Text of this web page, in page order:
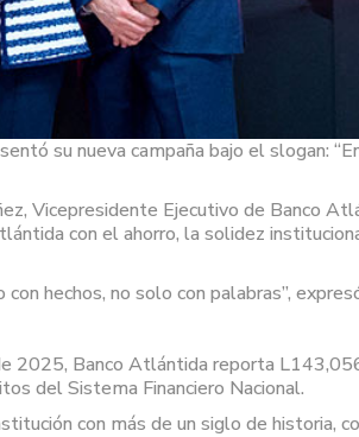
su nueva campaña bajo el slogan:
Vicepresidente Ejecutivo de Banco
con el ahorro, la solidez
hechos, no solo con palabras”,
2025, Banco Atlántida reporta
del Sistema Financiero Nacional.
con más de un siglo de historia,